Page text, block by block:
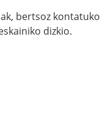
bertsoz kontatuko
dizkio.